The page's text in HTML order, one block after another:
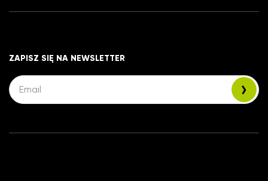
ZAPISZ SIĘ NA NEWSLETTER